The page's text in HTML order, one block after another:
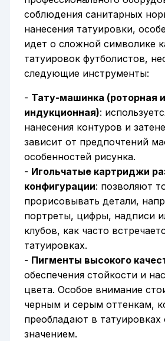
соблюдения санитарных
нанесения татуировки,
идет о сложной символике
татуировок футболистов,
следующие инструменты:
- Тату-машинка (роторная
индукционная):
нанесения контуров и
зависит от предпочтений
особенностей рисунка.
- Игольчатые картриджи
конфигурации: позволяют
прорисовывать детали,
портреты, цифры, надписи
клубов, как часто
татуировках.
- Пигменты высокого
обеспечения стойкости и
цвета. Особое внимание
черным и серым оттенкам,
преобладают в татуировках
значением.